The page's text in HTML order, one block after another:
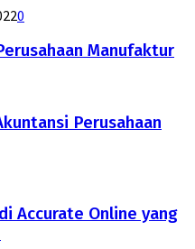
0
Manufaktur
Perusahaan
Accurate Online yang